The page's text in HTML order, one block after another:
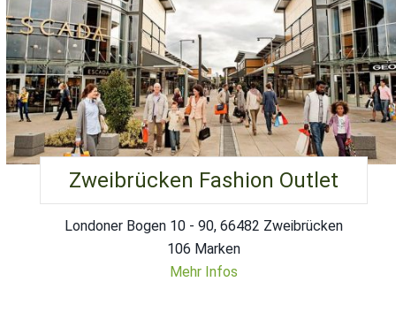
Zweibrücken Fashion Outlet
Londoner Bogen 10 - 90, 66482 Zweibrücken
106 Marken
Mehr Infos